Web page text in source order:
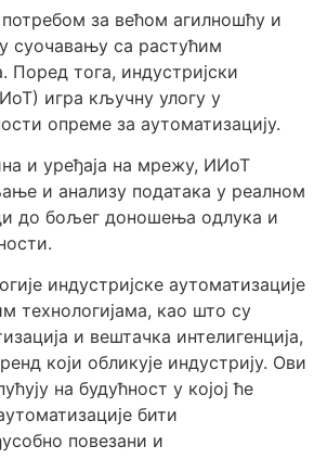
потребом за већом агилношћу и
суочавању са растућим
тога, индустријски
игра кључну улогу у
опреме за аутоматизацију.
и уређаја на мрежу, ИИоТ
и анализу података у реалном
до бољег доношења одлука и
индустријске аутоматизације
технологијама, као што су
и вештачка интелигенција,
који обликује индустрију. Ови
на будућност у којој ће
бити
повезани и